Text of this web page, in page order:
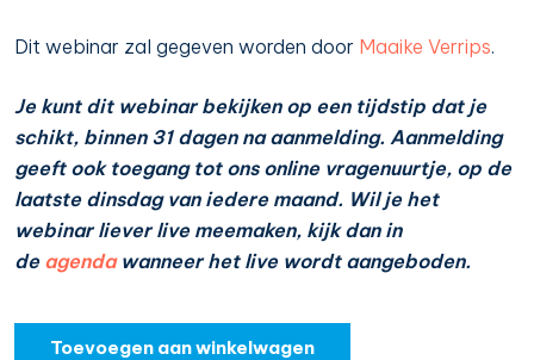
Dit webinar zal gegeven worden door Maaike Verrips.
Je kunt dit webinar bekijken op een tijdstip dat je
schikt, binnen 31 dagen na aanmelding. Aanmelding
geeft ook toegang tot ons online vragenuurtje, op de
laatste dinsdag van iedere maand. Wil je het
webinar liever live meemaken, kijk dan in
de agendawanneer het live wordt aangeboden.
Toevoegen aan winkelwagen